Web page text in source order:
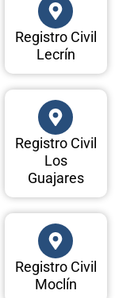
Registro Civil
Lecrín
Registro Civil
Los
Guajares
Registro Civil
Moclín